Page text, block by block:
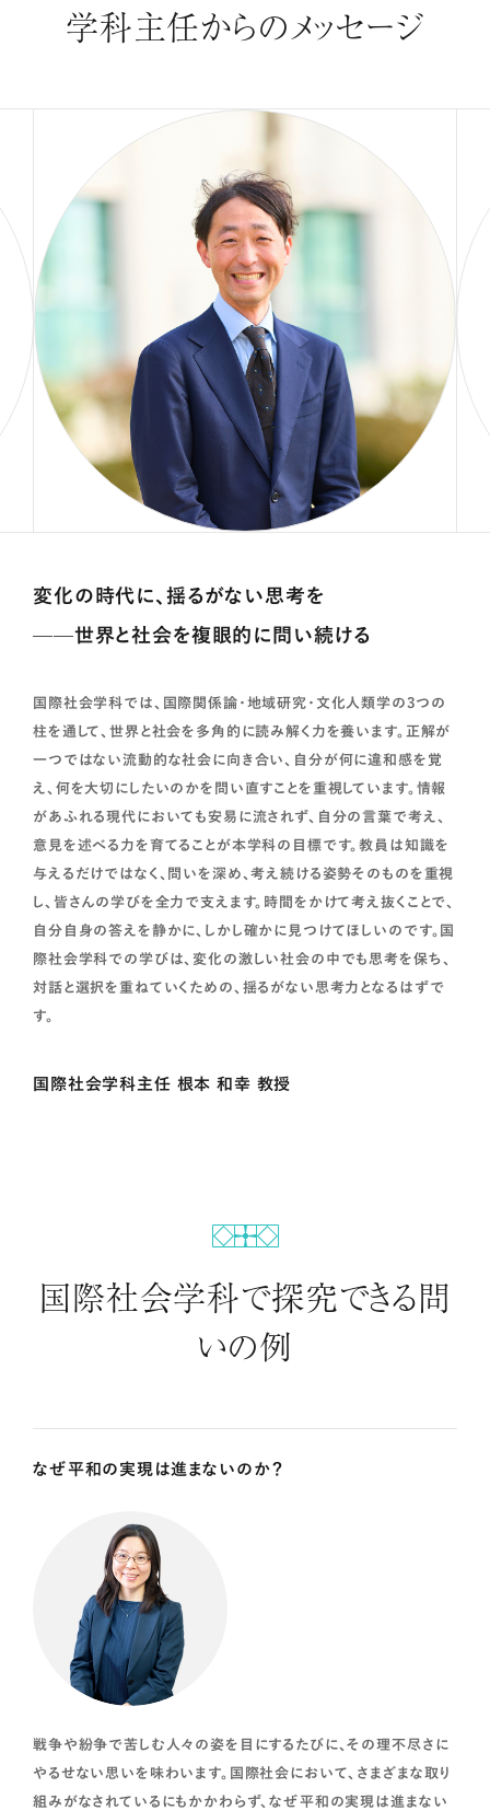
1年次
国際関係学と世界の文化や社会に関する基礎を身に
つけ、文献の読解力とプレゼンテーション能力を養いま
2年次
国際関係法や政治と外交、文化人類学などを学び、国
際社会や世界諸地域を体系的に理解する方法論を修
得します。
3年次
各専門領域における最先端の研究を学び、学際的な視
点で国際社会や世界諸地域を分析します。
PICK UP授業
ジェンダー概念を用いて国際社会における女性の役割を考えま
学科主任からのメッセージ
変化の時代に、揺るがない思考を
——世界と社会を複眼的に問い続ける
国際社会学科では、国際関係論・地域研究・文化人類学の3つの
柱を通して、世界と社会を多角的に読み解く力を養います。正解が
一つではない流動的な社会に向き合い、自分が何に違和感を覚
え、何を大切にしたいのかを問い直すことを重視しています。情報
があふれる現代においても安易に流されず、自分の言葉で考え、
意見を述べる力を育てることが本学科の目標です。教員は知識を
与えるだけではなく、問いを深め、考え続ける姿勢そのものを重視
し、皆さんの学びを全力で支えます。時間をかけて考え抜くことで、
自分自身の答えを静かに、しかし確かに見つけてほしいのです。国
際社会学科での学びは、変化の激しい社会の中でも思考を保ち、
対話と選択を重ねていくための、揺るがない思考力となるはずで
す。
国際社会学科主任 根本 和幸 教授
国際社会学科で探究できる問
いの例
なぜ平和の実現は進まないのか？
戦争や紛争で苦しむ人々の姿を目にするたびに、その理不尽さに
やるせない思いを味わいます。国際社会において、さまざまな取り
組みがなされているにもかかわらず、なぜ平和の実現は進まない